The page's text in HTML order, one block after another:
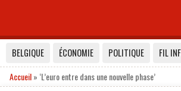
BELGIQUE ÉCONOMIE POLITIQUE FIL
Accueil» ‘L’euro entre dans une nouvelle phase’